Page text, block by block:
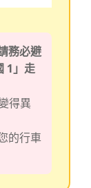
務必避
1」走
得異
的行車